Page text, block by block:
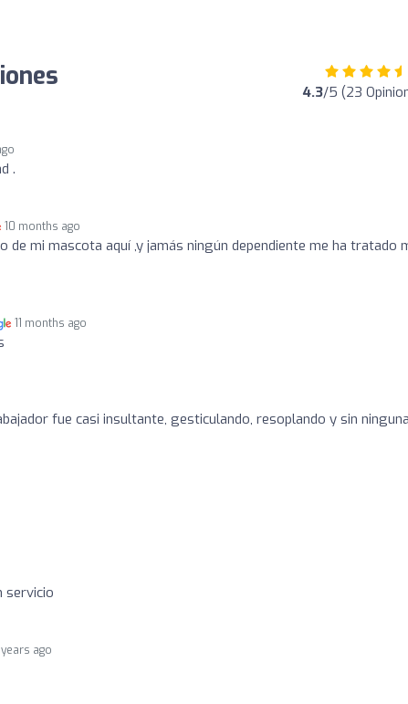
4.3/5 (23
.
10 months ago
de mi mascota aquí ,y jamás ningún dependiente me ha tratado
11 months ago
fue casi insultante, gesticulando, resoplando y sin ninguna
servicio
ago